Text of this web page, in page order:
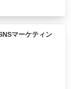
マーケティン